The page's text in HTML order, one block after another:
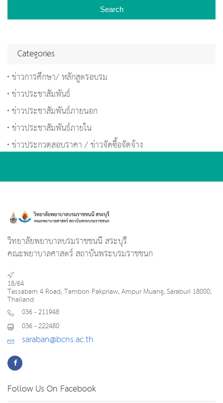
Search
Categories
ข่าวการศึกษา/ หลักสูตรอบรม
ข่าวประชาสัมพันธ์
ข่าวประชาสัมพันธ์ภายนอก
ข่าวประชาสัมพันธ์ภายใน
ข่าวประกวดสอบราคา / ข่าวจัดซื้อจัดจ้าง
วิทยาลัยพยาบาลบรมราชชนนี สระบุรี
คณะพยาบาลศาสตร์ สถาบันพระบรมราชชนก
18/64
Tessabarn 4 Road, Tambon Pakpriaw, Ampur Muang, Saraburi 18000,
Thailand
036 - 211948
036 - 222480
saraban@bcns.ac.th
Follow Us On Facebook